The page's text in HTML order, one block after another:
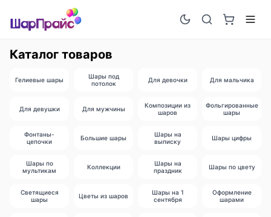
Каталог товаров
Гелиевые шары
Шары под
потолок
Для девочки Для мальчика
Для девушки Для мужчины
Композиции из
шаров
Фольгированные
шары
Фонтаны-
цепочки
Большие шары
Шары на
выписку
Шары цифры
Шары по
мультикам
Коллекции
Шары на
праздник
Шары по цвету
Светящиеся
шары
Цветы из шаров
Шары на 1
сентября
Оформление
шарами